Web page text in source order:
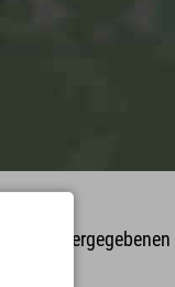
wiedergegebenen